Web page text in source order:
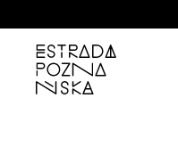
0,00